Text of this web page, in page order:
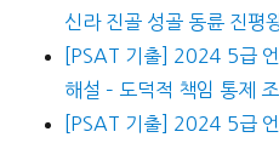
신라 진골 성골 동륜 진평
[PSAT 기출] 2024 5급
해설 – 도덕적 책임 통제
[PSAT 기출] 2024 5급